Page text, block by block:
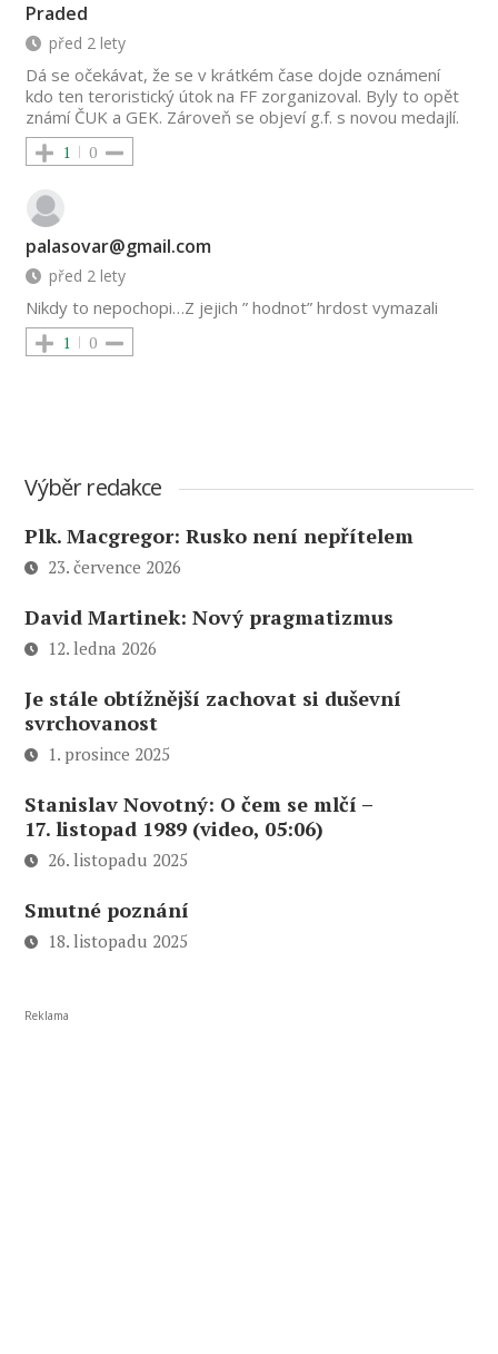
Praded
před 2 lety
Dá se očekávat, že se v krátkém čase dojde oznámení
kdo ten teroristický útok na FF zorganizoval. Byly to opět
známí ČUK a GEK. Zároveň se objeví g.f. s novou medajlí.
1 0
palasovar@gmail.com
před 2 lety
Nikdy to nepochopi…Z jejich ” hodnot” hrdost vymazali
1 0
Výběr redakce
Plk. Macgregor: Rusko není nepřítelem
23. července 2026
David Martinek: Nový pragmatizmus
12. ledna 2026
Je stále obtížnější zachovat si duševní
svrchovanost
1. prosince 2025
Stanislav Novotný: O čem se mlčí –
17. listopad 1989 (video, 05:06)
26. listopadu 2025
Smutné poznání
18. listopadu 2025
Reklama